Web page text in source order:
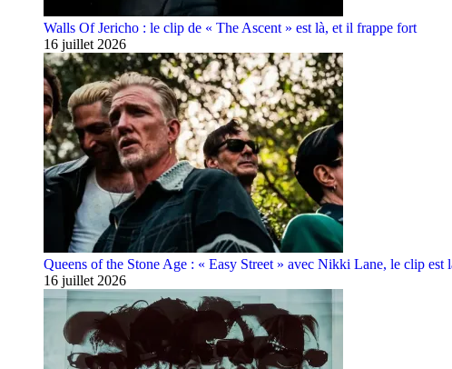
Walls Of Jericho : le clip de « The Ascent » est là, et il frappe fort
16 juillet 2026
Queens of the Stone Age : « Easy Street » avec Nikki Lane, le clip est
16 juillet 2026